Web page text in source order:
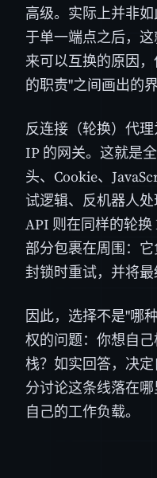
高级。实际上并非
于单一端点之后，
来可以互换的原因
的职责"之间画出的
反连接（轮换）代
IP 的网关。这就是
头、Cookie、
试逻辑、反机器人
API 则在同样的轮
部分包裹在周围：
封锁时重试，并将最
因此，选择不是"哪
权的问题：你想自
栈？如实回答，决
分讨论这条线落在
自己的工作负载。